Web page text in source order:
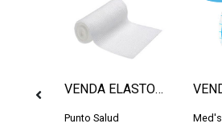
VENDA ELASTOMULL 10CM
Punto Salud Med's